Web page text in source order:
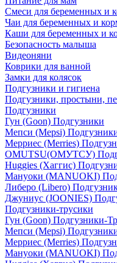
Смеси для беременных и
Чаи для беременных и
Каши для беременных и
Безопасность малыша
Видеоняни
Коврики для ванной
Замки для колясок
Подгузники и гигиена
Подгузники, простыни,
Подгузники
Гун (Goon) Подгузники
Мепси (Mepsi)
Мерриес (Merries)
OMUTSU(ОМУТСУ)
Huggies (Хаггис)
Мануоки (MANUOKI)
Либеро (Libero)
Джуниус (JOONIES)
Подгузники-трусики
Гун (Goon) Подгузники-
Мепси (Mepsi)
Мерриес (Merries)
Мануоки (MANUOKI)